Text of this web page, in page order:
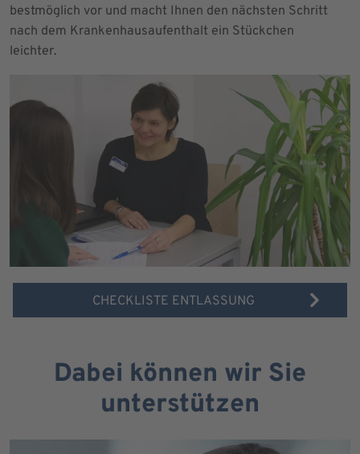
bestmöglich vor und macht Ihnen den nächsten Schritt
nach dem Krankenhausaufenthalt ein Stückchen
leichter.
CHECKLISTE ENTLASSUNG
Dabei können wir Sie
unterstützen